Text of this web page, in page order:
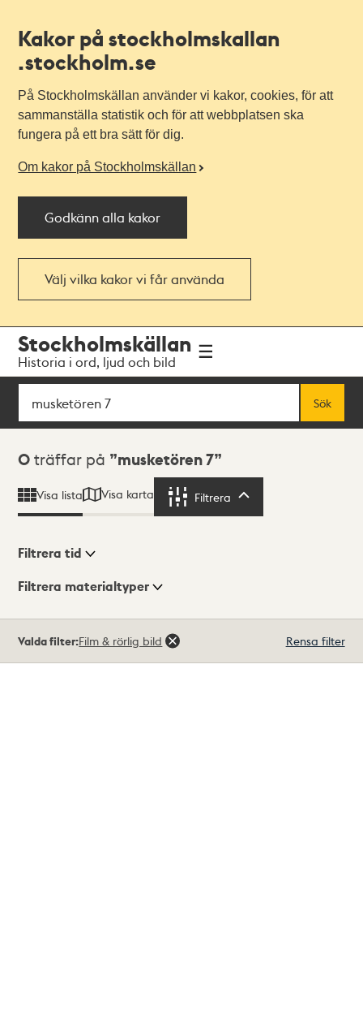
Kakor på stockholmskallan
.stockholm.se
På Stockholmskällan använder vi kakor, cookies, för att
sammanställa statistik och för att webbplatsen ska
fungera på ett bra sätt för dig.
Om kakor på Stockholmskällan
Godkänn alla kakor
Välj vilka kakor vi får använda
navigationen
huvudinnehållet
Stockholmskällan
Historia i ord, ljud och bild
Sök
Sök
Sökresultat
0 träffar på musketören 7
Visa lista Visa karta Filtrera
Visningsläge
Filtrera tid
Filtrera materialtyper
träffar
Valda filter:Film & rörlig bild Rensa filter